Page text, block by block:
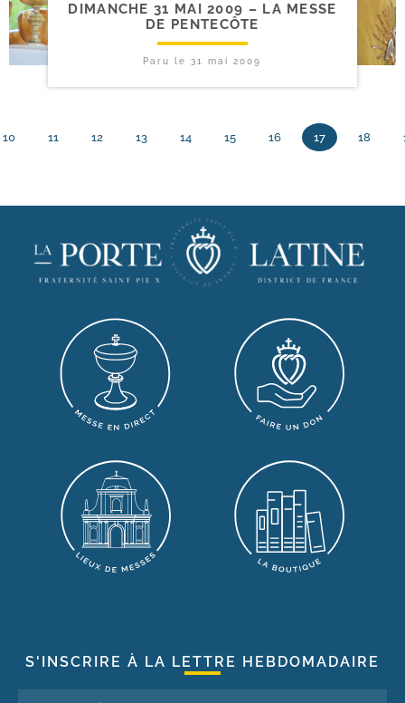
DIMANCHE 31 MAI 2009 – LA MESSE
DE PENTECÔTE
Paru le31 mai 2009
10 11 12 13 14 15 16 17 18
S'INSCRIRE À LA LETTRE HEBDOMADAIRE